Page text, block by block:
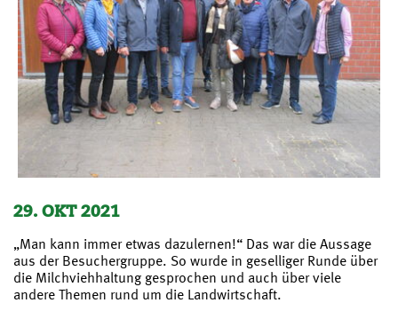
29. OKT 2021
„Man kann immer etwas dazulernen!“ Das war die Aussage
aus der Besuchergruppe. So wurde in geselliger Runde über
die Milchviehhaltung gesprochen und auch über viele
andere Themen rund um die Landwirtschaft.